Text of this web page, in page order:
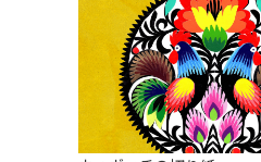
すべて見る
バスケット
装飾用タイル・プレート
ミニチュア
天使さま